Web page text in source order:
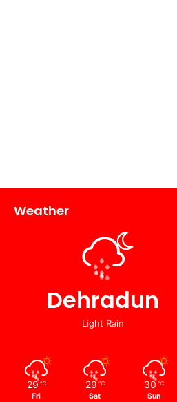
Weather
Dehradun
Light Rain
29 ℃
Fri
29 ℃
Sat
30 ℃
Sun